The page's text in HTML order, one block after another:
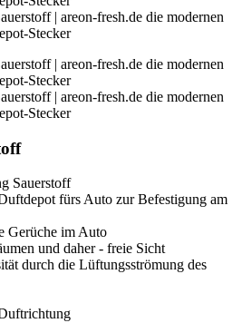
Sauerstoff
fürs Auto zur Befestigung am
Gerüche im Auto
und daher - freie Sicht
durch die Lüftungsströmung des